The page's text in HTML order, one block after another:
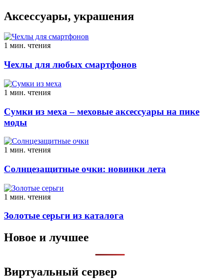
Аксессуары, украшения
1 мин. чтения
Чехлы для любых смартфонов
1 мин. чтения
Сумки из меха – меховые аксессуары на пике
моды
1 мин. чтения
Солнцезащитные очки: новинки лета
1 мин. чтения
Золотые серьги из каталога
Новое и лучшее
Виртуальный сервер